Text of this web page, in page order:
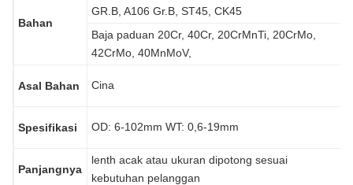
Bahan
GR.B, A106 Gr.B, ST45, CK45
Baja paduan 20Cr, 40Cr, 20CrMnTi, 20CrMo,
42CrMo, 40MnMoV,
Asal Bahan Cina
Spesifikasi OD: 6-102mm WT: 0,6-19mm
Panjangnya
lenth acak atau ukuran dipotong sesuai
kebutuhan pelanggan